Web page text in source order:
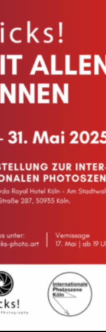
News | Best of 8 clicks!
internationalen
News | clicks! bei der
Internationalen
News |
Internationalen
News | Ein Auslöser